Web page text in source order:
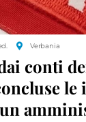
Verbania
conti
le